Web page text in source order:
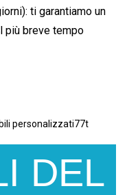
ti garantiamo un
più breve tempo
DEL